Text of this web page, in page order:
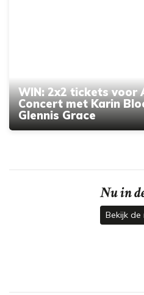
WIN: 2x2 tickets voor
Concert met Karin
Glennis Grace
Nu in
Bekijk